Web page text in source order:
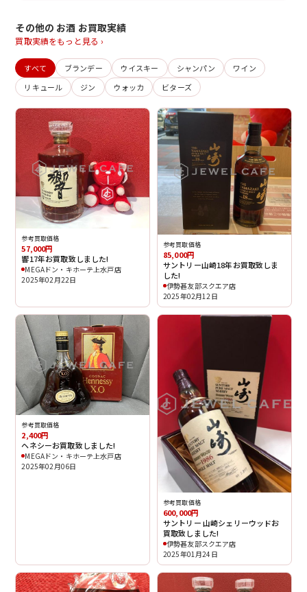
その他の お酒 お買取実績
買取実績をもっと見る ›
すべて ブランデー ウイスキー シャンパン
ワイン
リキュール
ジン ウォッカ ビターズ
参考買取価格
57,000円
響17年お買取致しました!
MEGAドン・キホーテ上水戸店
2025年02月22日
参考買取価格
85,000円
サントリー山崎18年お買取致しま
した!
伊勢甚友部スクエア店
2025年02月12日
参考買取価格
2,400円
ヘネシーお買取致しました!
MEGAドン・キホーテ上水戸店
2025年02月06日
参考買取価格
600,000円
サントリー 山崎シェリーウッドお
買取致しました!
伊勢甚友部スクエア店
2025年01月24日